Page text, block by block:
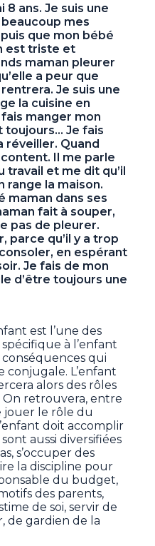
8 ans. Je suis une
beaucoup mes
que mon bébé
est triste et
maman pleurer
a peur que
Je suis une
la cuisine en
manger mon
toujours… Je fais
réveiller. Quand
content. Il me parle
travail et me dit qu’il
range la maison.
maman dans ses
fait à souper,
pas de pleurer.
parce qu’il y a trop
en espérant
Je fais de mon
d’être toujours une
est l’une des
à l’enfant
qui
L’enfant
alors des rôles
On retrouvera, entre
jouer le rôle du
doit accomplir
aussi diversifiées
s’occuper des
la discipline pour
du budget,
des parents,
de soi, servir de
de gardien de la